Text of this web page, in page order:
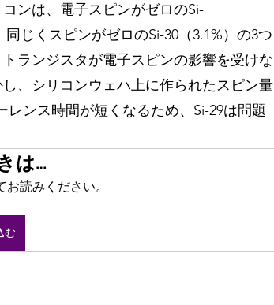
ンは、電子スピンがゼロのSi-
じくスピンがゼロのSi-30（3.1%）の3つ
ランジスタが電子スピンの影響を受けな
、シリコンウェハ上に作られたスピン量
ンス時間が短くなるため、Si-29は問題
は…
読みください。
む